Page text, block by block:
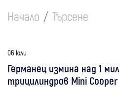
Начало Търсене
06 юли
Германец измина над 1
трицилиндров Mini Cooper